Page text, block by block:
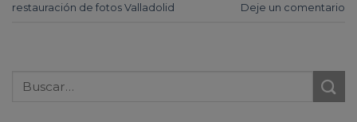
restauración de fotos Valladolid
Deje un comentario